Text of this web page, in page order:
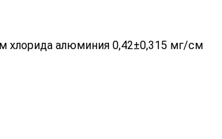
хлорида алюминия 0,42±0,315 мг/см